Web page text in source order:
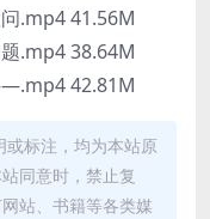
.mp4 41.56M
.mp4 38.64M
42.81M
或标注，均为本站原
同意时，禁止复
站、书籍等各类媒